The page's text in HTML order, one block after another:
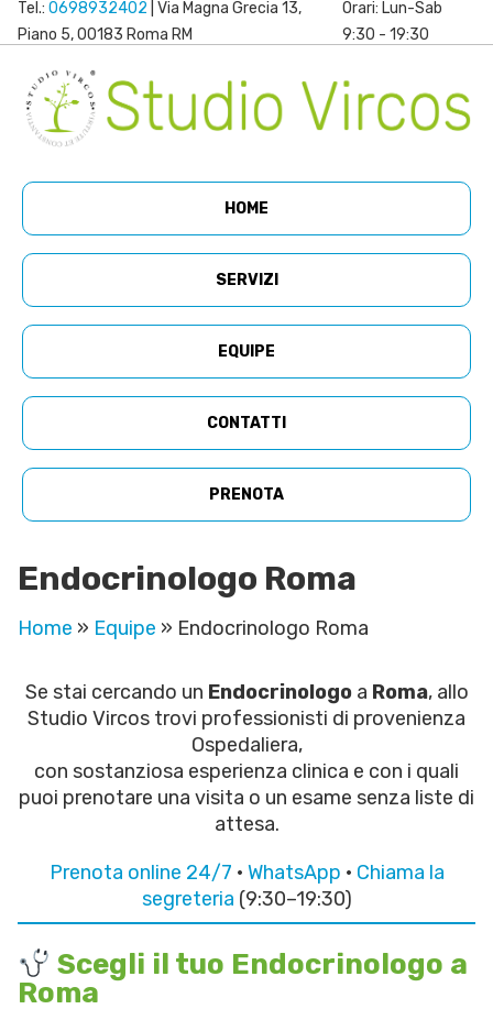
Tel.: 0698932402 | Via Magna Grecia 13,
Piano 5, 00183 Roma RM
Orari: Lun-Sab
9:30 - 19:30
HOME
SERVIZI
EQUIPE
CONTATTI
PRENOTA
Endocrinologo Roma
Home » Equipe » Endocrinologo Roma
Se stai cercando un Endocrinologoa Roma, allo
Studio Vircos trovi professionisti di provenienza
Ospedaliera,
con sostanziosa esperienza clinica e con i quali
puoi prenotare una visita o un esame senza liste di
attesa.
Prenota online 24/7 · WhatsApp · Chiama la
segreteria (9:30–19:30)
Scegli il tuo Endocrinologo a
Roma